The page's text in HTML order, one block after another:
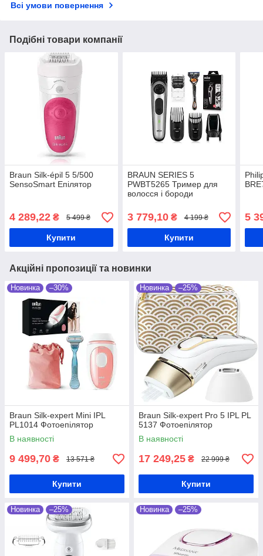
Всі умови повернення
Подібні товари компанії
Braun Silk-épil 5 5/500
SensoSmart Епілятор
4 289,22 ₴ 5 499 ₴
Купити
BRAUN SERIES 5
PWBT5265 Тример для
волосся і бороди
3 779,10₴ 4 199 ₴
Купити
5
Акційні пропозиції та новинки
Новинка –30%
Braun Silk-expert Mini IPL
PL1014 Фотоепілятор
В наявності
9 499,70 ₴ 13 571 ₴
Купити
Новинка –25%
Braun Silk-expert Pro 5 IPL PL
5137 Фотоепілятор
В наявності
17 249,25 ₴ 22 999 ₴
Купити
Новинка –25% Новинка –25%